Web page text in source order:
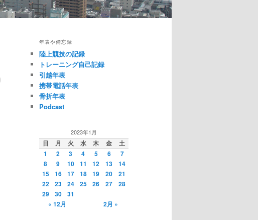
年表や備忘録
陸上競技の記録
トレーニング自己記録
引越年表
携帯電話年表
骨折年表
Podcast
2023年1月
日 月 火 水 木 金
土
1
2 3 4 5 6
7
8
9 10 11 12 13
14
15
16 17 18 19 20
21
22
23 24 25 26 27
28
29
30
31
« 12月
2月 »